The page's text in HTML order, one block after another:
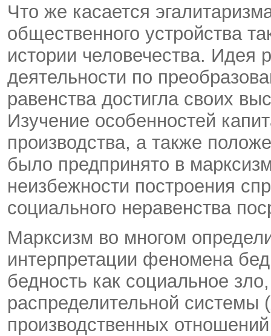
Что же касается
общественного устройства
истории человечества. Идея
деятельности по
равенства достигла своих
Изучение особенностей
производства, а также
было предпринято в
неизбежности построения
социального неравенства
Марксизм во многом
интерпретации феномена
бедность как социальное
распределительной
производственных